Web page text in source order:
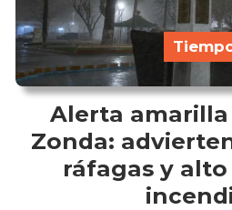
Alerta
Zonda:
ráfagas y